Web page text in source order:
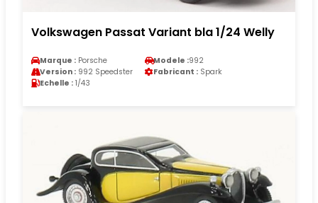
Volkswagen Passat Variant bla 1/24 Welly
Marque : Porsche Modele :992
Version : 992 Speedster Fabricant : Spark
Echelle : 1/43